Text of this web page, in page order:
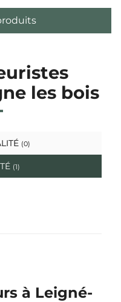
les bois
(0)
(1)
à Leigné-